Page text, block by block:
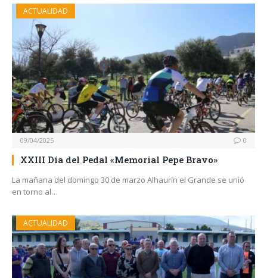
ACTUALIDAD
09/04/2025 0
XXIII Día del Pedal «Memorial Pepe Bravo»
La mañana del domingo 30 de marzo Alhaurín el Grande se unió
en torno al…
ACTUALIDAD